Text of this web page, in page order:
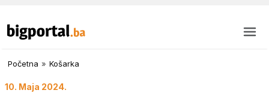
Početna » Košarka
10. Maja 2024.